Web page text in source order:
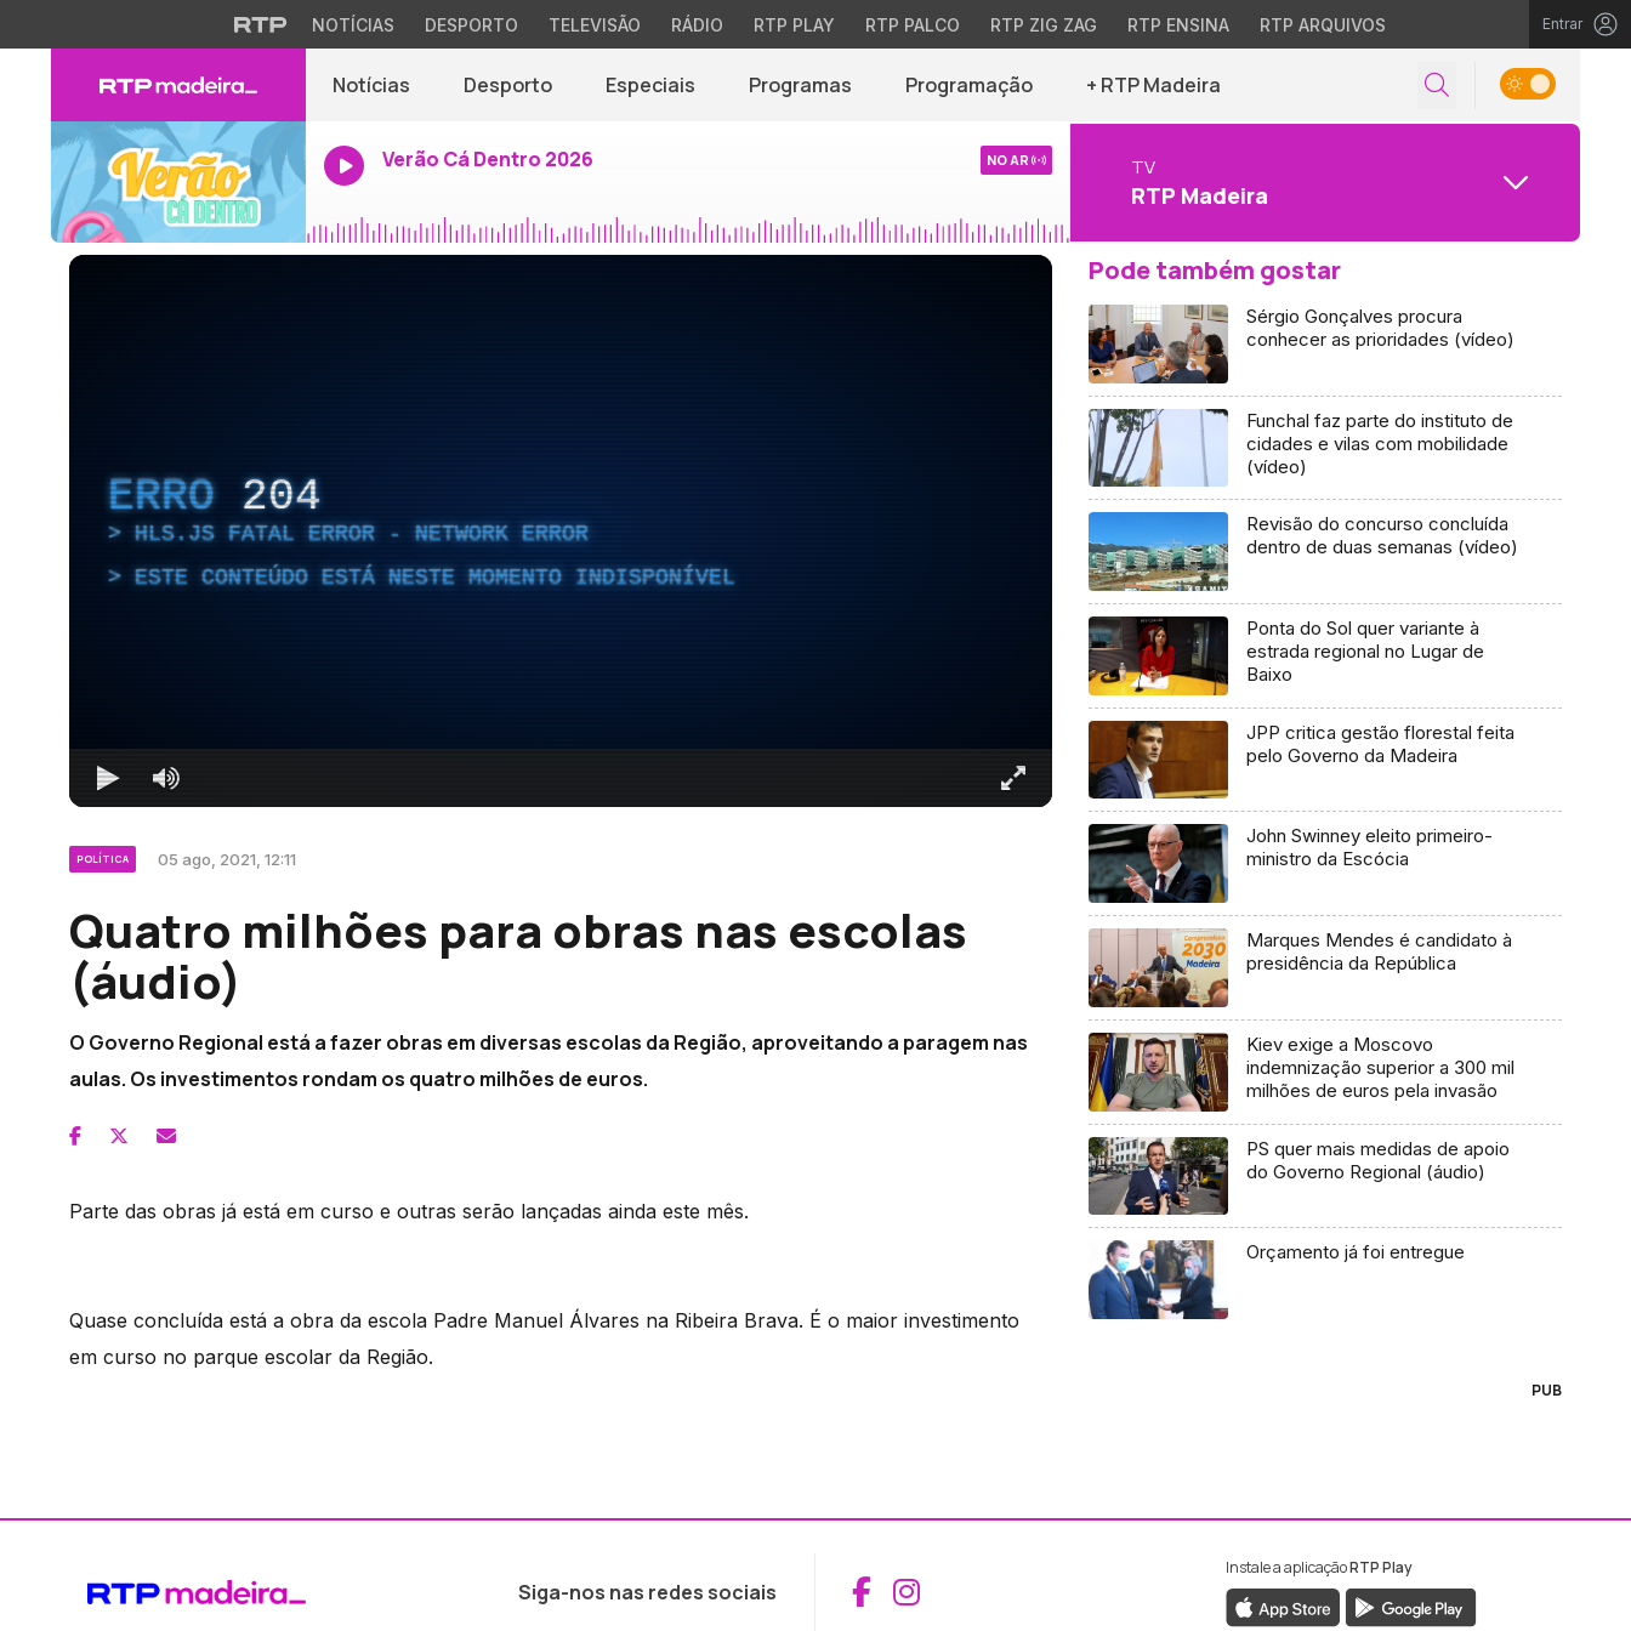
NOTÍCIAS DESPORTO TELEVISÃO RÁDIO RTP PLAY RTP PALCO RTP ZIG ZAG RTP ENSINA RTP ARQUIVOS Entrar
Notícias Desporto Especiais Programas Programação + RTP Madeira
Verão Cá Dentro 2026 NO AR TV
RTP Madeira
ERRO 204
HLS.JS FATAL ERROR - NETWORK ERROR
ESTE CONTEÚDO ESTÁ NESTE MOMENTO INDISPONÍVEL
POLÍTICA 05 ago, 2021, 12:11
Quatro milhões para obras nas escolas
(áudio)
O Governo Regional está a fazer obras em diversas escolas da Região, aproveitando a paragem nas
aulas. Os investimentos rondam os quatro milhões de euros.
Parte das obras já está em curso e outras serão lançadas ainda este mês.
Quase concluída está a obra da escola Padre Manuel Álvares na Ribeira Brava. É o maior investimento
em curso no parque escolar da Região.
Pode também gostar
Sérgio Gonçalves procura
conhecer as prioridades (vídeo)
Funchal faz parte do instituto de
cidades e vilas com mobilidade
(vídeo)
Revisão do concurso concluída
dentro de duas semanas (vídeo)
Ponta do Sol quer variante à
estrada regional no Lugar de
Baixo
JPP critica gestão florestal feita
pelo Governo da Madeira
John Swinney eleito primeiro-
ministro da Escócia
Marques Mendes é candidato à
presidência da República
Kiev exige a Moscovo
indemnização superior a 300 mil
milhões de euros pela invasão
PS quer mais medidas de apoio
do Governo Regional (áudio)
Orçamento já foi entregue
PUB
Siga-nos nas redes sociais Aceder ao Facebook da RTP Madeira
Aceder ao Instagram da RTP Madeira
Instale a aplicaçãoRTP Play